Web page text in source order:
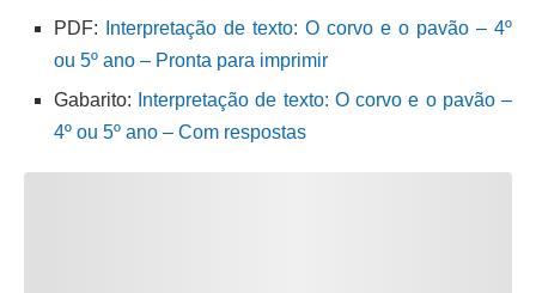
PDF:
Interpretação de texto: O corvo e o pavão – 4º
ou 5º ano – Pronta para imprimir
Gabarito:
Interpretação de texto: O corvo e o pavão –
4º ou 5º ano – Com respostas